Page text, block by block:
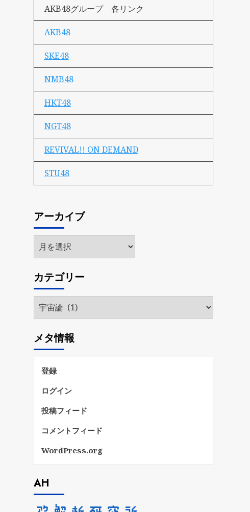
AKB48グループ 各リンク
AKB48
SKE48
NMB48
HKT48
NGT48
REVIVAL!! ON DEMAND
STU48
アーカイブ
ア
ー
イ
ブ
カテゴリー
カ
リ
ー
メタ情報
登録
ログイン
投稿フィード
コメントフィード
WordPress.org
AH